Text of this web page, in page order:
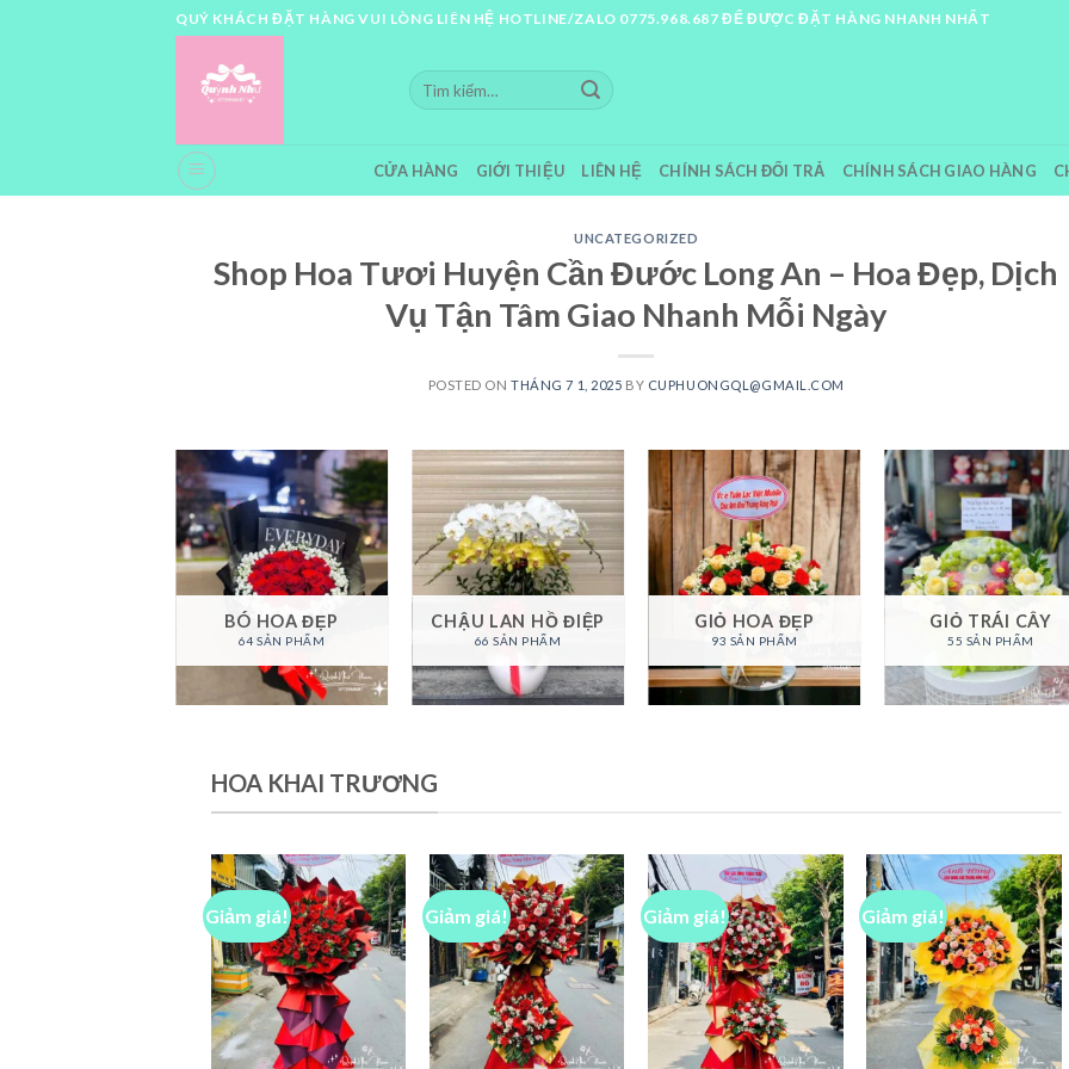
QUÝ KHÁCH ĐẶT HÀNG VUI LÒNG LIÊN HỆ HOTLINE/ZALO 0775.968.687 ĐỂ ĐƯỢC ĐẶT HÀNG NHANH NHẤT
Tìm
kiếm:
CỬA HÀNG GIỚI THIỆU LIÊN HỆ CHÍNH SÁCH ĐỔI TRẢ CHÍNH SÁCH GIAO HÀNG
UNCATEGORIZED
Shop Hoa Tươi Huyện Cần Đước Long An – Hoa Đẹp, Dịch
Vụ Tận Tâm Giao Nhanh Mỗi Ngày
POSTED ONTHÁNG 7 1, 2025 BY CUPHUONGQL@GMAIL.COM
BÓ HOA ĐẸP
64 SẢN PHẨM
CHẬU LAN HỒ ĐIỆP
66 SẢN PHẨM
GIỎ HOA ĐẸP
93 SẢN PHẨM
GIỎ TRÁI CÂY
55 SẢN PHẨM
HOA KHAI TRƯƠNG
Giảm giá! Giảm giá! Giảm giá! Giảm giá!